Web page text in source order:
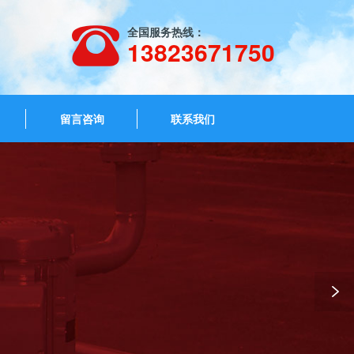
全国服务热线：
13823671750
留言咨询 联系我们